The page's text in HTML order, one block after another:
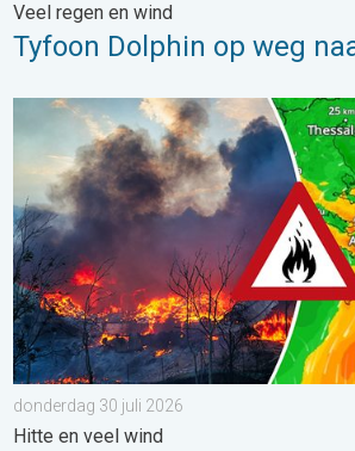
Veel regen en wind
Tyfoon Dolphin op weg
Ook in Zuidoost-Europa woeden
donderdag 30 juli 2026
Hitte en veel wind